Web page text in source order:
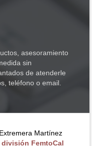
asesoramiento
sin
de atenderle
teléfono o email.
Martínez
división FemtoCal